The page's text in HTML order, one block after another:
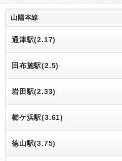
山陽本線
通津駅(2.17)
田布施駅(2.5)
岩田駅(2.33)
櫛ケ浜駅(3.61)
徳山駅(3.75)